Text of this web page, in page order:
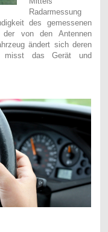
Radarmessung
des gemessenen
der von den Antennen
ändert sich deren
misst das Gerät und